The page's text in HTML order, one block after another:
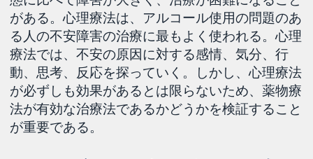
がある。心理療法は、アルコール使用の問題のあ
る人の不安障害の治療に最もよく使われる。心理
療法では、不安の原因に対する感情、気分、行
動、思考、反応を探っていく。しかし、心理療法
が必ずしも効果があるとは限らないため、薬物療
法が有効な治療法であるかどうかを検証すること
が重要である。